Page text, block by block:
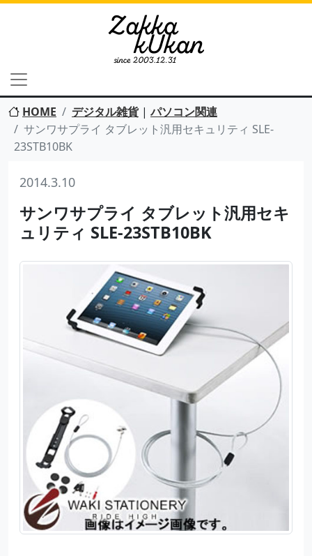
HOME デジタル雑貨|パソコン関連
サンワサプライ タブレット汎用セキュリティ SLE-
23STB10BK
2014.3.10
サンワサプライ タブレット汎用セキ
ュリティ SLE-23STB10BK